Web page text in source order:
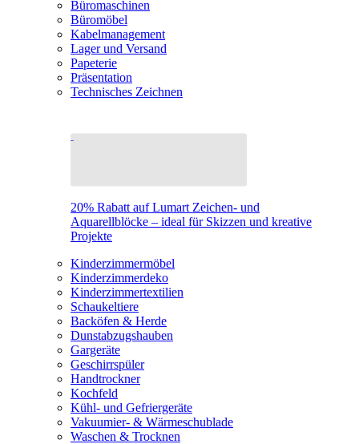
Büromaschinen
Büromöbel
Kabelmanagement
Lager und Versand
Papeterie
Präsentation
Technisches Zeichnen
20% Rabatt auf Lumart Zeichen- und
Aquarellblöcke – ideal für Skizzen und kreative
Projekte
Kinderzimmermöbel
Kinderzimmerdeko
Kinderzimmertextilien
Schaukeltiere
Backöfen & Herde
Dunstabzugshauben
Gargeräte
Geschirrspüler
Handtrockner
Kochfeld
Kühl- und Gefriergeräte
Vakuumier- & Wärmeschublade
Waschen & Trocknen